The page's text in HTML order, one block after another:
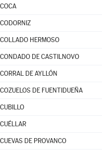
COCA
CODORNIZ
COLLADO HERMOSO
CONDADO DE CASTILNOVO
CORRAL DE AYLLÓN
COZUELOS DE FUENTIDUEÑA
CUBILLO
CUÉLLAR
CUEVAS DE PROVANCO